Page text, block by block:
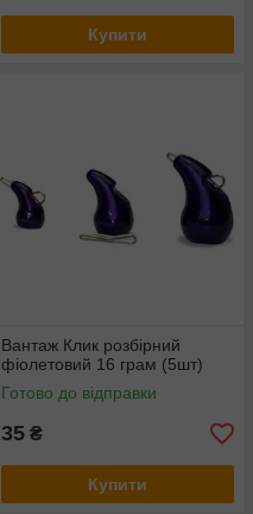
Купити
Вантаж Клик розбірний
фіолетовий 16 грам (5шт)
Готово до відправки
35 ₴
Купити